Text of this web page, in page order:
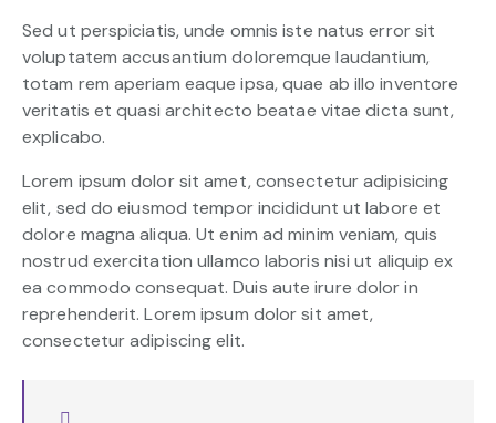
Sed ut perspiciatis, unde omnis iste natus error sit
voluptatem accusantium doloremque laudantium,
totam rem aperiam eaque ipsa, quae ab illo inventore
veritatis et quasi architecto beatae vitae dicta sunt,
explicabo.
Lorem ipsum dolor sit amet, consectetur adipisicing
elit, sed do eiusmod tempor incididunt ut labore et
dolore magna aliqua. Ut enim ad minim veniam, quis
nostrud exercitation ullamco laboris nisi ut aliquip ex
ea commodo consequat. Duis aute irure dolor in
reprehenderit. Lorem ipsum dolor sit amet,
consectetur adipiscing elit.